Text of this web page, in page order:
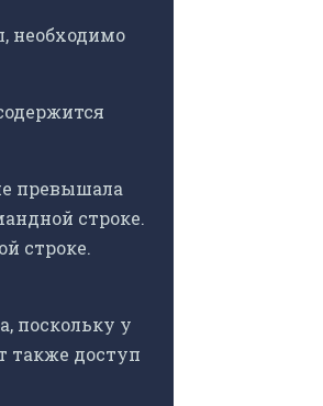
необходимо
превышала
строке.
строке.
поскольку у
также доступ